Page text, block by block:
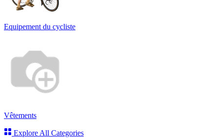
Equipement du cycliste
Vêtements
Explore All Categories